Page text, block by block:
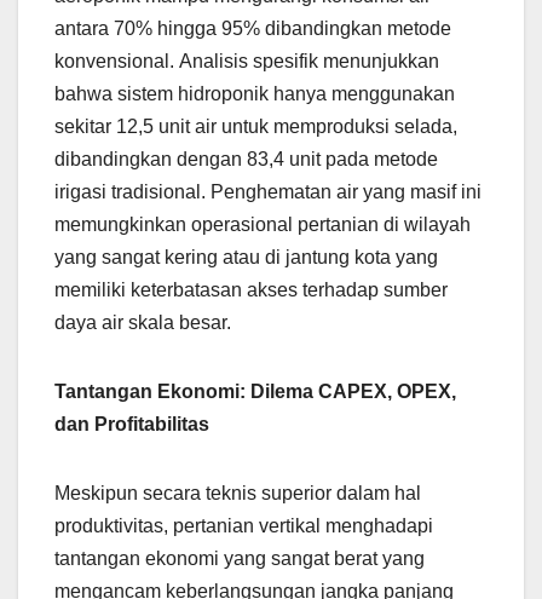
antara 70% hingga 95% dibandingkan metode
konvensional. Analisis spesifik menunjukkan
bahwa sistem hidroponik hanya menggunakan
sekitar 12,5 unit air untuk memproduksi selada,
dibandingkan dengan 83,4 unit pada metode
irigasi tradisional. Penghematan air yang masif ini
memungkinkan operasional pertanian di wilayah
yang sangat kering atau di jantung kota yang
memiliki keterbatasan akses terhadap sumber
daya air skala besar.
Tantangan Ekonomi: Dilema CAPEX, OPEX,
dan Profitabilitas
Meskipun secara teknis superior dalam hal
produktivitas, pertanian vertikal menghadapi
tantangan ekonomi yang sangat berat yang
mengancam keberlangsungan jangka panjang